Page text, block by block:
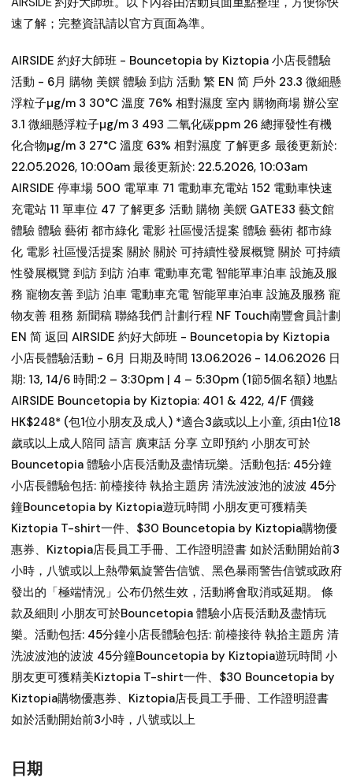
速了解；完整資訊請以官方頁面為準。
AIRSIDE 約好大師班 - Bouncetopia by Kiztopia 小店長體驗
活動 - 6月 購物 美饌 體驗 到訪 活動 繁 EN 简 戶外 23.3 微細懸
浮粒子µg/m 3 30°C 溫度 76% 相對濕度 室內 購物商場 辦公室
3.1 微細懸浮粒子µg/m 3 493 二氧化碳ppm 26 總揮發性有機
化合物µg/m 3 27°C 溫度 63% 相對濕度 了解更多 最後更新於:
22.05.2026, 10:00am 最後更新於: 22.5.2026, 10:03am
AIRSIDE 停車場 500 電單車 71 電動車充電站 152 電動車快速
充電站 11 單車位 47 了解更多 活動 購物 美饌 GATE33 藝文館
體驗 體驗 藝術 都市綠化 電影 社區慢活提案 體驗 藝術 都市綠
化 電影 社區慢活提案 關於 關於 可持續性發展概覽 關於 可持續
性發展概覽 到訪 到訪 泊車 電動車充電 智能單車泊車 設施及服
務 寵物友善 到訪 泊車 電動車充電 智能單車泊車 設施及服務 寵
物友善 租務 新聞稿 聯絡我們 計劃行程 NF Touch南豐會員計劃
EN 简 返回 AIRSIDE 約好大師班 - Bouncetopia by Kiztopia
小店長體驗活動 - 6月 日期及時間 13.06.2026 - 14.06.2026 日
期: 13, 14/6 時間:2 – 3:30pm | 4 – 5:30pm (1節5個名額) 地點
AIRSIDE Bouncetopia by Kiztopia: 401 & 422, 4/F 價錢
HK$248* (包1位小朋友及成人) *適合3歲或以上小童, 須由1位18
歲或以上成人陪同 語言 廣東話 分享 立即預約 小朋友可於
Bouncetopia 體驗小店長活動及盡情玩樂。活動包括: 45分鐘
小店長體驗包括: 前檯接待 執拾主題房 清洗波波池的波波 45分
鐘Bouncetopia by Kiztopia遊玩時間 小朋友更可獲精美
Kiztopia T-shirt一件、$30 Bouncetopia by Kiztopia購物優
惠券、Kiztopia店長員工手冊、工作證明證書 如於活動開始前3
小時，八號或以上熱帶氣旋警告信號、黑色暴雨警告信號或政府
發出的「極端情況」公布仍然生效，活動將會取消或延期。 條
款及細則 小朋友可於Bouncetopia 體驗小店長活動及盡情玩
樂。活動包括: 45分鐘小店長體驗包括: 前檯接待 執拾主題房 清
洗波波池的波波 45分鐘Bouncetopia by Kiztopia遊玩時間 小
朋友更可獲精美Kiztopia T-shirt一件、$30 Bouncetopia by
Kiztopia購物優惠券、Kiztopia店長員工手冊、工作證明證書
如於活動開始前3小時，八號或以上
日期